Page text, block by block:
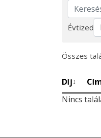
Keresés
Évtized
Összes
Díj↕
Nincs